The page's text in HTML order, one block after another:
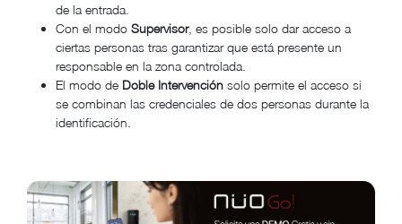
de la entrada.
Con el modo Supervisor, es posible solo dar acceso a
ciertas personas tras garantizar que está presente un
responsable en la zona controlada.
El modo de Doble Intervención solo permite el acceso si
se combinan las credenciales de dos personas durante la
identificación.